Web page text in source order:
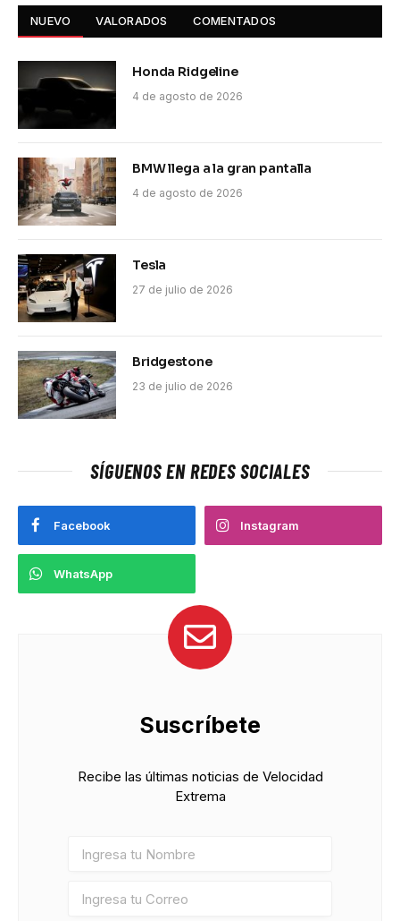
NUEVO VALORADOS COMENTADOS
Honda Ridgeline
4 de agosto de 2026
BMW llega a la gran pantalla
4 de agosto de 2026
Tesla
27 de julio de 2026
Bridgestone
23 de julio de 2026
SÍGUENOS EN REDES SOCIALES
Facebook Instagram
WhatsApp
Suscríbete
Recibe las últimas noticias de Velocidad
Extrema